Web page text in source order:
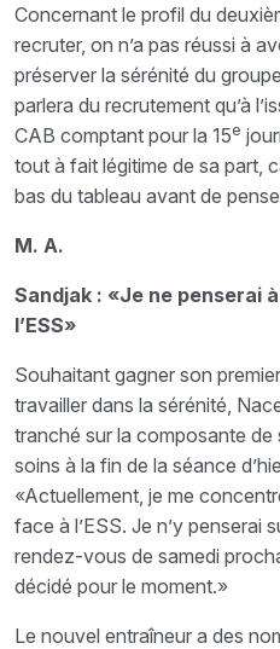
Concernant le profil du
recruter, on n’a pas réussi à
préserver la sérénité du
parlera du recrutement qu’à
CAB comptant pour la 15e
tout à fait légitime de sa part,
bas du tableau avant de
M. A.
Sandjak : «Je ne penserai
l’ESS»
Souhaitant gagner son
travailler dans la sérénité,
tranché sur la composante
soins à la fin de la séance
«Actuellement, je me
face à l’ESS. Je n’y penserai
rendez-vous de samedi
décidé pour le moment.»
Le nouvel entraîneur a des